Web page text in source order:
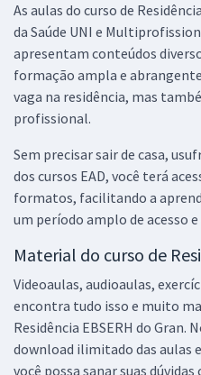
As aulas do curso de
da Saúde UNI e
apresentam conteúdos
formação ampla e
vaga na residência, mas
profissional.
Sem precisar sair de casa,
dos cursos EAD, você terá
formatos, facilitando a
um período amplo de acesso
Material do curso de
Videoaulas, audioaulas,
encontra tudo isso e muito
Residência EBSERH do Gran.
download ilimitado das aulas
você possa sanar suas